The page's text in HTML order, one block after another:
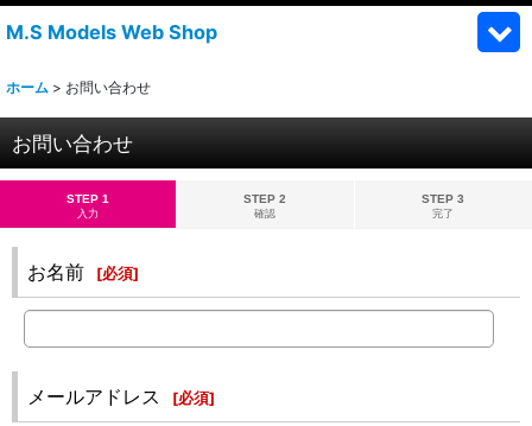
M.S Models Web Shop
ホーム > お問い合わせ
お問い合わせ
STEP 1
入力
STEP 2
確認
STEP 3
完了
お名前 [必須]
メールアドレス [必須]